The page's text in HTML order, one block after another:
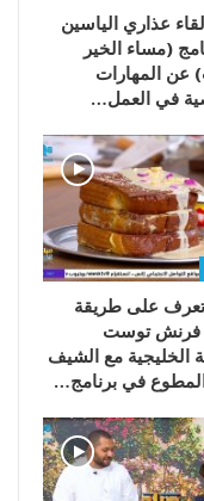
عذاري الياسين
(مساء الخير
عن المهارات
في العمل…
تعرف على طريقة
فرنش توست
الخليجية مع الشيف
في برنامج…